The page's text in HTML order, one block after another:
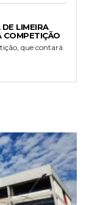
LIMEIRA
COMPETIÇÃO
que contará